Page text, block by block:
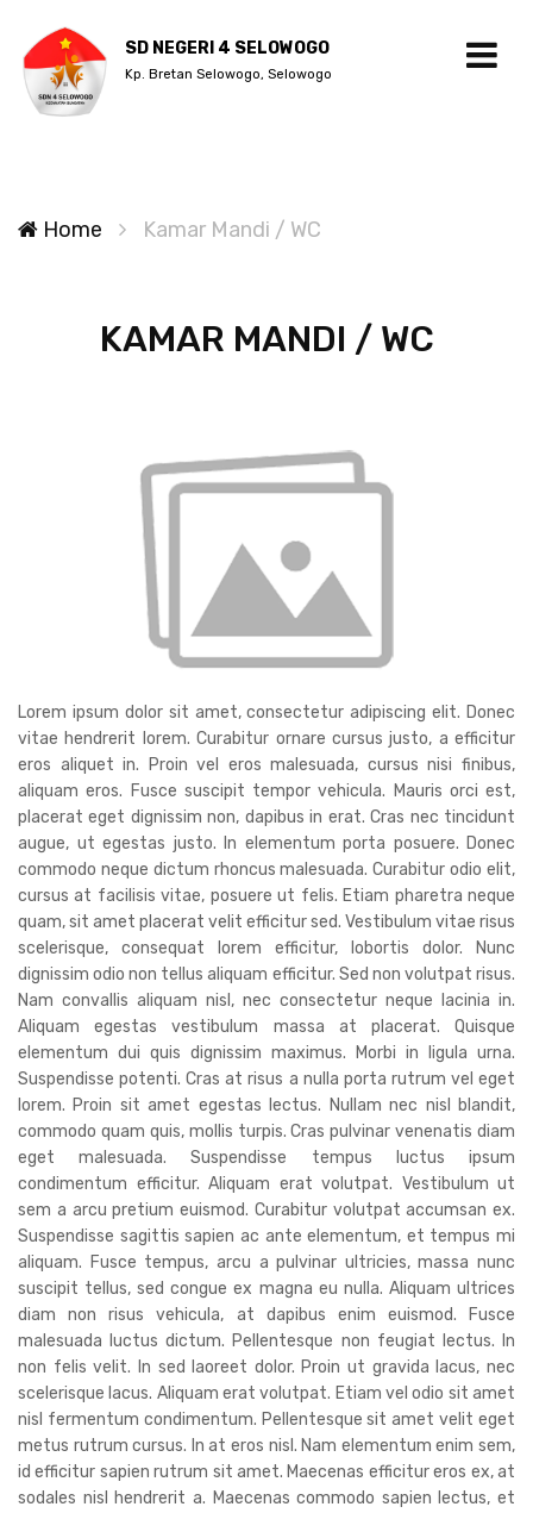
SD NEGERI 4 SELOWOGO
Kp. Bretan Selowogo, Selowogo
Home Kamar Mandi / WC
KAMAR MANDI / WC
Lorem ipsum dolor sit amet, consectetur adipiscing elit. Donec
vitae hendrerit lorem. Curabitur ornare cursus justo, a efficitur
eros aliquet in. Proin vel eros malesuada, cursus nisi finibus,
aliquam eros. Fusce suscipit tempor vehicula. Mauris orci est,
placerat eget dignissim non, dapibus in erat. Cras nec tincidunt
augue, ut egestas justo. In elementum porta posuere. Donec
commodo neque dictum rhoncus malesuada. Curabitur odio elit,
cursus at facilisis vitae, posuere ut felis. Etiam pharetra neque
quam, sit amet placerat velit efficitur sed. Vestibulum vitae risus
scelerisque, consequat lorem efficitur, lobortis dolor. Nunc
dignissim odio non tellus aliquam efficitur. Sed non volutpat risus.
Nam convallis aliquam nisl, nec consectetur neque lacinia in.
Aliquam egestas vestibulum massa at placerat. Quisque
elementum dui quis dignissim maximus. Morbi in ligula urna.
Suspendisse potenti. Cras at risus a nulla porta rutrum vel eget
lorem. Proin sit amet egestas lectus. Nullam nec nisl blandit,
commodo quam quis, mollis turpis. Cras pulvinar venenatis diam
eget malesuada. Suspendisse tempus luctus ipsum
condimentum efficitur. Aliquam erat volutpat. Vestibulum ut
sem a arcu pretium euismod. Curabitur volutpat accumsan ex.
Suspendisse sagittis sapien ac ante elementum, et tempus mi
aliquam. Fusce tempus, arcu a pulvinar ultricies, massa nunc
suscipit tellus, sed congue ex magna eu nulla. Aliquam ultrices
diam non risus vehicula, at dapibus enim euismod. Fusce
malesuada luctus dictum. Pellentesque non feugiat lectus. In
non felis velit. In sed laoreet dolor. Proin ut gravida lacus, nec
scelerisque lacus. Aliquam erat volutpat. Etiam vel odio sit amet
nisl fermentum condimentum. Pellentesque sit amet velit eget
metus rutrum cursus. In at eros nisl. Nam elementum enim sem,
id efficitur sapien rutrum sit amet. Maecenas efficitur eros ex, at
sodales nisl hendrerit a. Maecenas commodo sapien lectus, et